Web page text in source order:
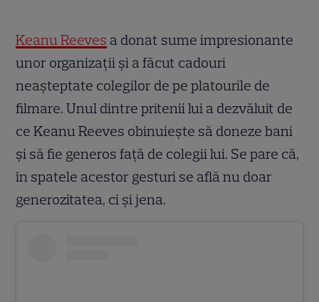
Keanu Reeves a donat sume impresionante
unor organizații și a făcut cadouri
neașteptate colegilor de pe platourile de
filmare. Unul dintre pritenii lui a dezvăluit de
ce Keanu Reeves obinuiește să doneze bani
și să fie generos față de colegii lui. Se pare că,
în spatele acestor gesturi se află nu doar
generozitatea, ci și jena.